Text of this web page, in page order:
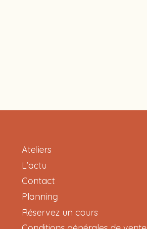
Ateliers
L’actu
Contact
Planning
Réservez un cours